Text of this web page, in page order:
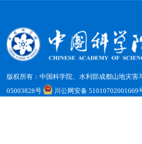
版权所有：中国科学院、水利部成都山地灾害
05003828号
川公网安备 51010702001669